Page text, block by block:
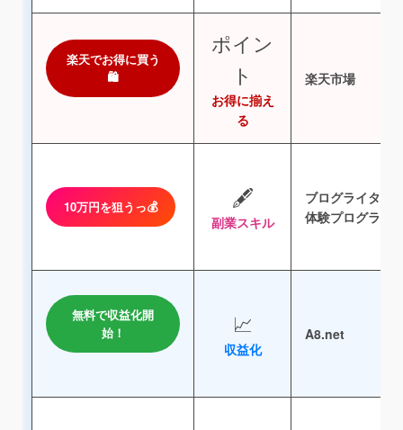
楽天でお得に買う
🛍️
ポイン
ト
お得に揃え
る
楽天市場
10万円を狙うっ💰 🖋️
副業スキル
ブログライター
体験プログラム
無料で収益化開
始！
📈
収益化
A8.net